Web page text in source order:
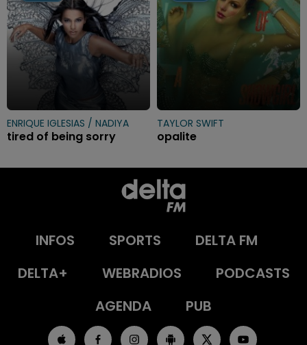
ENRIQUE IGLESIAS / NADIYA
tired of being sorry
TAYLOR SWIFT
opalite
INFOS SPORTS
DELTA FM
DELTA+
WEBRADIOS
PODCASTS
AGENDA
PUB